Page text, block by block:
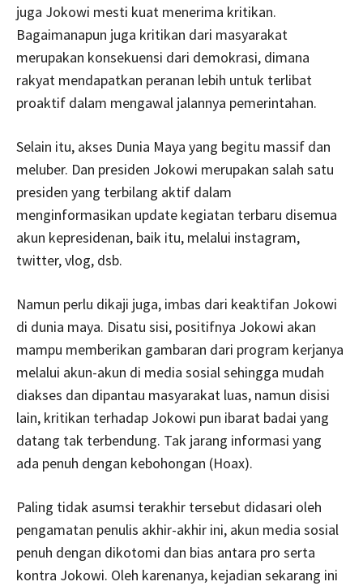
juga Jokowi mesti kuat menerima kritikan.
Bagaimanapun juga kritikan dari masyarakat
merupakan konsekuensi dari demokrasi, dimana
rakyat mendapatkan peranan lebih untuk terlibat
proaktif dalam mengawal jalannya pemerintahan.
Selain itu, akses Dunia Maya yang begitu massif dan
meluber. Dan presiden Jokowi merupakan salah satu
presiden yang terbilang aktif dalam
menginformasikan update kegiatan terbaru disemua
akun kepresidenan, baik itu, melalui instagram,
twitter, vlog, dsb.
Namun perlu dikaji juga, imbas dari keaktifan Jokowi
di dunia maya. Disatu sisi, positifnya Jokowi akan
mampu memberikan gambaran dari program kerjanya
melalui akun-akun di media sosial sehingga mudah
diakses dan dipantau masyarakat luas, namun disisi
lain, kritikan terhadap Jokowi pun ibarat badai yang
datang tak terbendung. Tak jarang informasi yang
ada penuh dengan kebohongan (Hoax).
Paling tidak asumsi terakhir tersebut didasari oleh
pengamatan penulis akhir-akhir ini, akun media sosial
penuh dengan dikotomi dan bias antara pro serta
kontra Jokowi. Oleh karenanya, kejadian sekarang ini